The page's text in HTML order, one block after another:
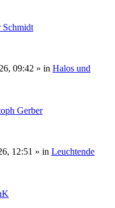
Schmidt
09:42 » in Halos und
Gerber
12:51 » in Leuchtende